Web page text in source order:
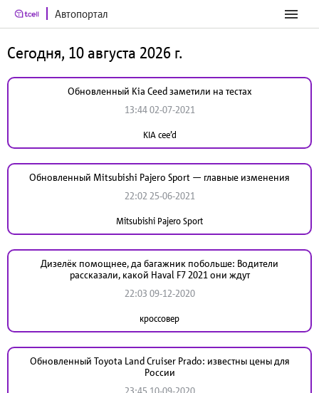
Автопортал
Сегодня, 10 августа 2026 г.
Обновленный Kia Ceed заметили на тестах
13:44 02-07-2021
KIA cee’d
Обновленный Mitsubishi Pajero Sport — главные изменения
22:02 25-06-2021
Mitsubishi Pajero Sport
Дизелёк помощнее, да багажник побольше: Водители
рассказали, какой Haval F7 2021 они ждут
22:03 09-12-2020
кроссовер
Обновленный Toyota Land Cruiser Prado: известны цены для
России